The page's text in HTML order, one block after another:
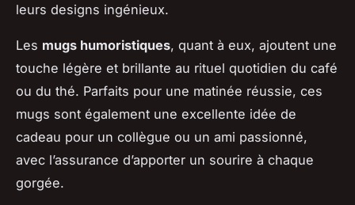
leurs designs ingénieux.
Les mugs humoristiques, quant à eux, ajoutent une
touche légère et brillante au rituel quotidien du café
ou du thé. Parfaits pour une matinée réussie, ces
mugs sont également une excellente idée de
cadeau pour un collègue ou un ami passionné,
avec l’assurance d’apporter un sourire à chaque
gorgée.